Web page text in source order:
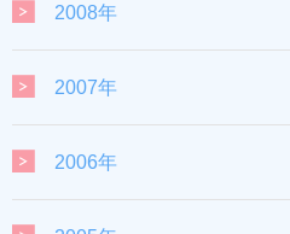
2008年
2007年
2006年